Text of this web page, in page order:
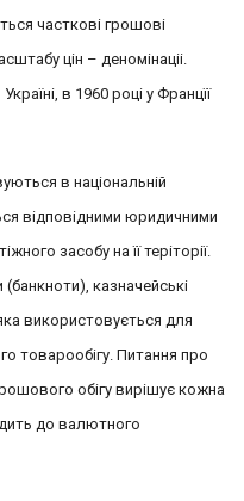
часткові грошові
цін – деномінаціі.
в 1960 році у Францїї
в національній
відповідними юридичними
засобу на її теріторії.
(банкноти), казначейські
використовується для
товарообігу. Питання про
обігу вирішує кожна
до валютного